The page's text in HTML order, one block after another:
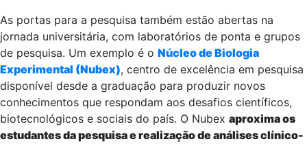
As portas para a pesquisa também estão abertas na
jornada universitária, com laboratórios de ponta e grupos
de pesquisa. Um exemplo é o Núcleo de Biologia
Experimental (Nubex), centro de excelência em pesquisa
disponível desde a graduação para produzir novos
conhecimentos que respondam aos desafios científicos,
biotecnológicos e sociais do país. O Nubex aproxima os
estudantes da pesquisa e realização de análises clínico-